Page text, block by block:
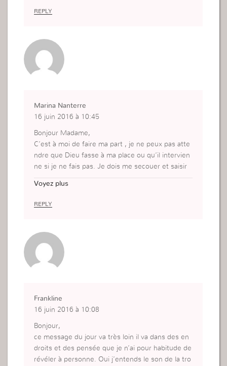
REPLY
Marina Nanterre
16 juin 2016 à 10:45
Bonjour Madame,
C’est à moi de faire ma part , je ne peux pas atte
ndre que Dieu fasse à ma place ou qu’il intervien
ne si je ne fais pas. Je dois me secouer et saisir
Voyez plus
REPLY
Frankline
16 juin 2016 à 10:08
Bonjour,
ce message du jour va très loin il va dans des en
droits et des pensée que je n’ai pour habitude de
révéler à personne. Oui j’entends le son de la tro